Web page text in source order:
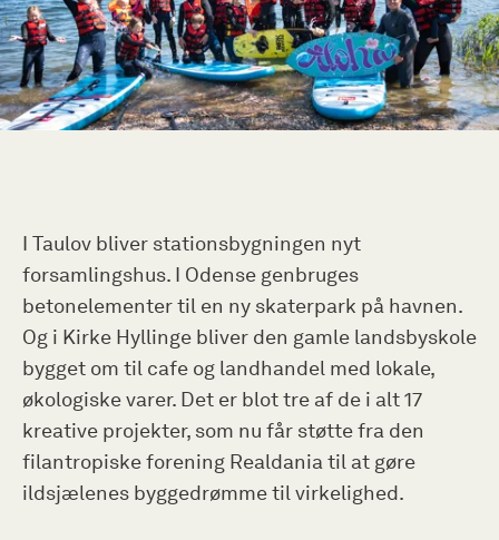
I Taulov bliver stationsbygningen nyt
forsamlingshus. I Odense genbruges
betonelementer til en ny skaterpark på havnen.
Og i Kirke Hyllinge bliver den gamle landsbyskole
bygget om til cafe og landhandel med lokale,
økologiske varer. Det er blot tre af de i alt 17
kreative projekter, som nu får støtte fra den
filantropiske forening Realdania til at gøre
ildsjælenes byggedrømme til virkelighed.